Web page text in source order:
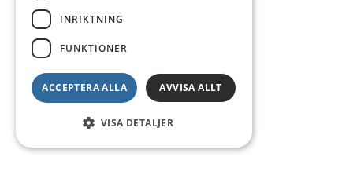
INRIKTNING
FUNKTIONER
ACCEPTERA ALLA AVVISA ALLT
VISA DETALJER